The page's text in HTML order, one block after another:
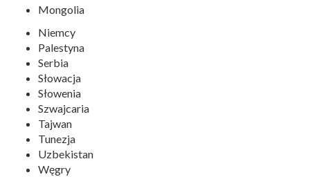
Mongolia
Niemcy
Palestyna
Serbia
Słowacja
Słowenia
Szwajcaria
Tajwan
Tunezja
Uzbekistan
Węgry